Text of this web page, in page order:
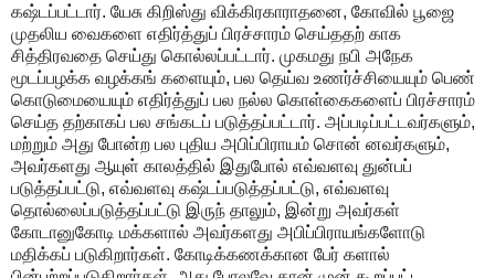
கஷ்டப்பட்டார். யேசு கிறிஸ்து விக்கிரகாராதனை, கோவில் பூஜை
முதலிய வைகளை எதிர்த்துப் பிரச்சாரம் செய்ததற் காக
சித்திரவதை செய்து கொல்லப்பட்டார். முகமது நபி அநேக
மூடப்பழக்க வழக்கங் களையும், பல தெய்வ உணர்ச்சியையும் பெண்
கொடுமையையும் எதிர்த்துப் பல நல்ல கொள்கைகளைப் பிரச்சாரம்
செய்த தற்காகப் பல சங்கடப் படுத்தப்பட்டார். அப்படிப்பட்டவர்களும்,
மற்றும் அது போன்ற பல புதிய அபிப்பிராயம் சொன் னவர்களும்,
அவர்களது ஆயுள் காலத்தில் இதுபோல் எவ்வளவு துன்பப்
படுத்தப்பட்டு, எவ்வளவு கஷ்டப்படுத்தப்பட்டு, எவ்வளவு
தொல்லைப்படுத்தப்பட்டு இருந் தாலும், இன்று அவர்கள்
கோடானுகோடி மக்களால் அவர்களது அபிப்பிராயங்களோடு
மதிக்கப் படுகிறார்கள். கோடிக்கணக்கான பேர் களால்